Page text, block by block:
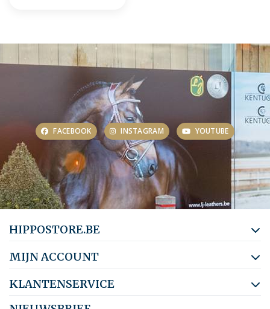
FACEBOOK INSTAGRAM YOUTUBE
HIPPOSTORE.BE
MIJN ACCOUNT
KLANTENSERVICE